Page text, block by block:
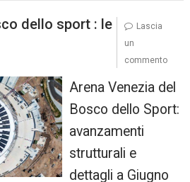
dello sport : le
Arena Venezia del
Bosco dello Sport:
avanzamenti
strutturali e
dettagli a Giugno
Lascia
un
commento